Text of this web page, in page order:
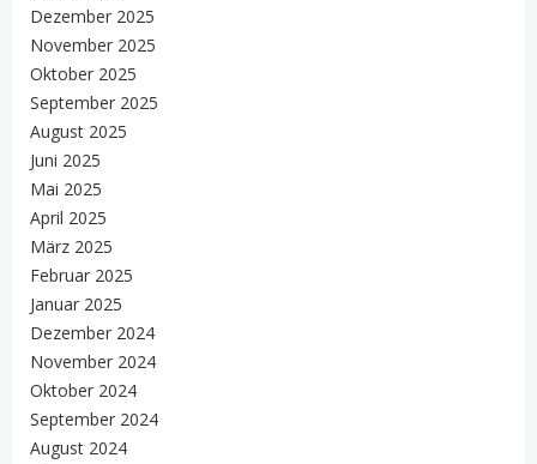
Dezember 2025
November 2025
Oktober 2025
September 2025
August 2025
Juni 2025
Mai 2025
April 2025
März 2025
Februar 2025
Januar 2025
Dezember 2024
November 2024
Oktober 2024
September 2024
August 2024